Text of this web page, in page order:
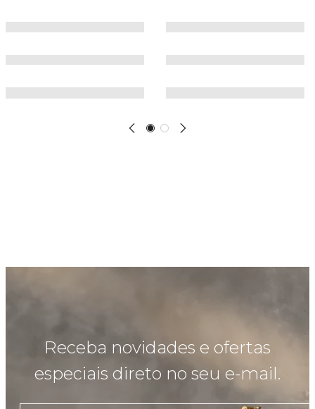
Receba novidades e ofertas
especiais direto no seu e-mail.